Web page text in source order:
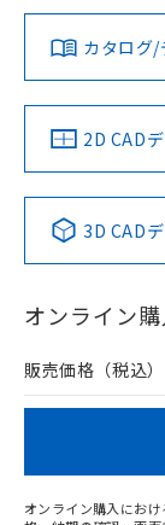
ダウンロードデ
みください。
ソフトウェアの使
対応済み
中国 RoHS
Pb
"対応済み"や
在庫等で未対
LR型式承認
（イギリス
船舶規格）
No
カタログ
2D CAD
3D CAD
オンライン購
販売価格（税込）
オンライン購入にお
もので
また、
物質の
既に当
してい
り、